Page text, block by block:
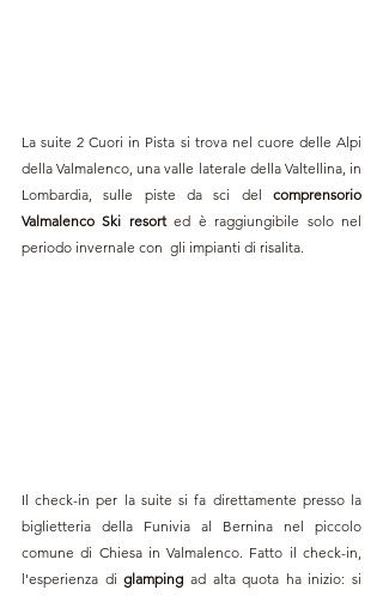
La suite 2 Cuori in Pista si trova nel cuore delle Alpi
della Valmalenco, una valle laterale della Valtellina, in
Lombardia, sulle piste da sci del comprensorio
Valmalenco Ski resort ed è raggiungibile solo nel
periodo invernale con  gli impianti di risalita.
Il check-in per la suite si fa direttamente presso la
biglietteria della Funivia al Bernina nel piccolo
comune di Chiesa in Valmalenco. Fatto il check-in,
l'esperienza di glamping ad alta quota ha inizio: si